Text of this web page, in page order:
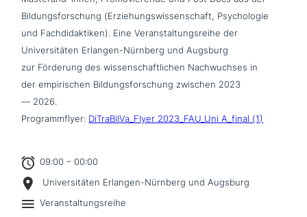
Bildungsforschung (Erziehungswissenschaft, Psychologie
und Fachdidaktiken). Eine Veranstaltungsreihe der
Universitäten Erlangen-Nürnberg und Augsburg
zur Förderung des wis­sen­schaft­li­chen Nachwuchses in
der empi­ri­schen Bildungsforschung zwischen 2023
— 2026.
Programmflyer: DiTraBilVa_Flyer 2023_FAU_Uni A_final (1)
09:00 – 00:00
Universitäten Erlangen-Nürnberg und Augsburg
Veranstaltungsreihe